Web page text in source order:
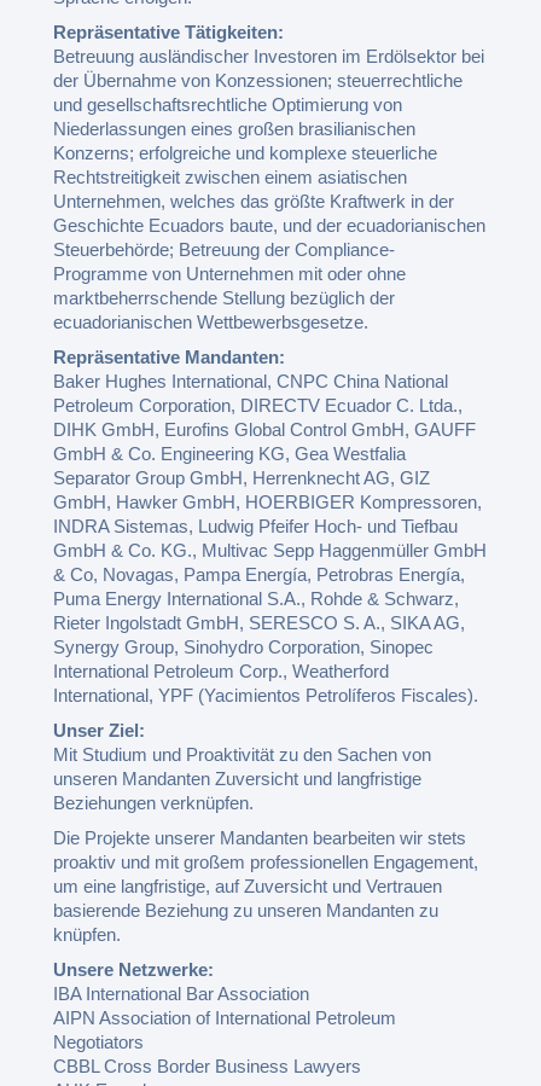
Repräsentative Tätigkeiten:
Betreuung ausländischer Investoren im Erdölsektor bei
der Übernahme von Konzessionen; steuerrechtliche
und gesellschaftsrechtliche Optimierung von
Niederlassungen eines großen brasilianischen
Konzerns; erfolgreiche und komplexe steuerliche
Rechtstreitigkeit zwischen einem asiatischen
Unternehmen, welches das größte Kraftwerk in der
Geschichte Ecuadors baute, und der ecuadorianischen
Steuerbehörde; Betreuung der Compliance-
Programme von Unternehmen mit oder ohne
marktbeherrschende Stellung bezüglich der
ecuadorianischen Wettbewerbsgesetze.
Repräsentative Mandanten:
Baker Hughes International, CNPC China National
Petroleum Corporation, DIRECTV Ecuador C. Ltda.,
DIHK GmbH, Eurofins Global Control GmbH, GAUFF
GmbH & Co. Engineering KG, Gea Westfalia
Separator Group GmbH, Herrenknecht AG, GIZ
GmbH, Hawker GmbH, HOERBIGER Kompressoren,
INDRA Sistemas, Ludwig Pfeifer Hoch- und Tiefbau
GmbH & Co. KG., Multivac Sepp Haggenmüller GmbH
& Co, Novagas, Pampa Energía, Petrobras Energía,
Puma Energy International S.A., Rohde & Schwarz,
Rieter Ingolstadt GmbH, SERESCO S. A., SIKA AG,
Synergy Group, Sinohydro Corporation, Sinopec
International Petroleum Corp., Weatherford
International, YPF (Yacimientos Petrolíferos Fiscales).
Unser Ziel:
Mit Studium und Proaktivität zu den Sachen von
unseren Mandanten Zuversicht und langfristige
Beziehungen verknüpfen.
Die Projekte unserer Mandanten bearbeiten wir stets
proaktiv und mit großem professionellen Engagement,
um eine langfristige, auf Zuversicht und Vertrauen
basierende Beziehung zu unseren Mandanten zu
knüpfen.
Unsere Netzwerke:
IBA International Bar Association
AIPN Association of International Petroleum
Negotiators
CBBL Cross Border Business Lawyers